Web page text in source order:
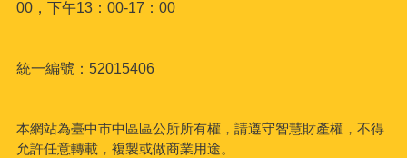
00，下午13：00-17：00
統一編號：52015406
本網站為臺中市中區區公所所有權，請遵守智慧財產權，不得
允許任意轉載，複製或做商業用途。